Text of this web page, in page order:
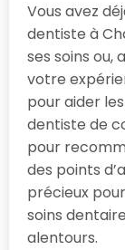
Vous avez
dentiste à
ses soins
votre
pour aider
dentiste de
pour
des points
précieux
soins
alentours.